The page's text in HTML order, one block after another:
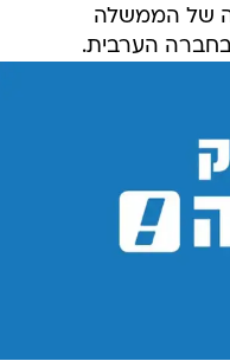
של הממשלה
הערבית.